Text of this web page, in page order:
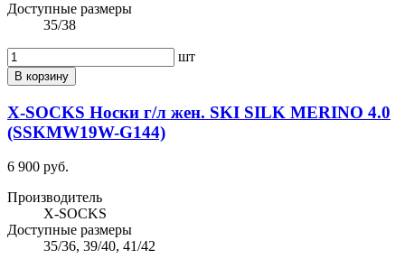
Доступные размеры
35/38
шт
В корзину
X-SOCKS Носки г/л жен. SKI SILK MERINO 4.0
(SSKMW19W-G144)
6 900 руб.
Производитель
X-SOCKS
Доступные размеры
35/36, 39/40, 41/42